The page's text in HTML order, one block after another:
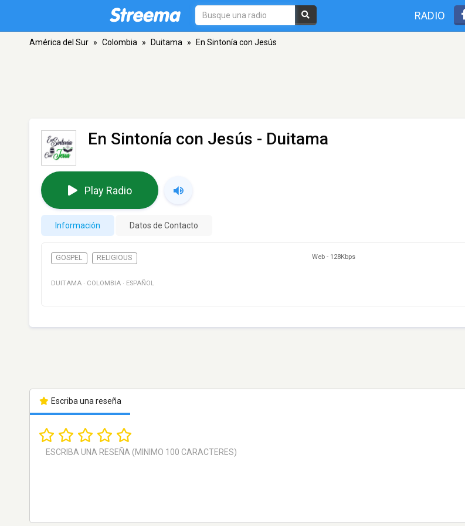
RADIO
América del Sur » Colombia » Duitama » En Sintonía con Jesús
En Sintonía con Jesús - Duitama
Play Radio
Información Datos de Contacto
GOSPEL RELIGIOUS Web - 128Kbps
DUITAMA · COLOMBIA · ESPAÑOL
Escriba una reseña